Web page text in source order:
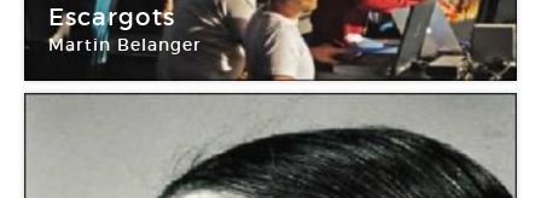
Escargots
Martin Belanger
Théâtre de Vanves